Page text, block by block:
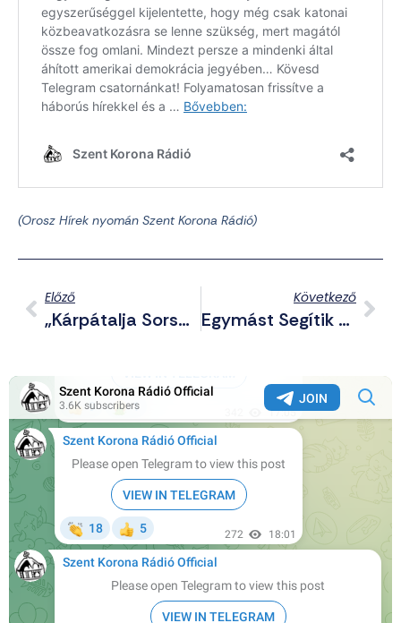
(Orosz Hírek nyomán Szent Korona Rádió)
Előző
„Kárpátalja Sorsa Rajtunk Múlik” – A HVIM Alelnökének Beszéde A Hazatérés Napján
Következő
Egymást Segítik A Síiták És A Keresztények Dél-Libanonban